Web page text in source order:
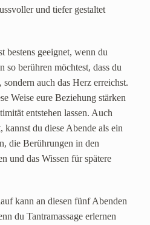
und tiefer gestaltet
bestens geeignet, wenn du
so berühren möchtest, dass du
auch das Herz erreichst.
Weise eure Beziehung stärken
entstehen lassen. Auch
du diese Abende als ein
die Berührungen in den
und das Wissen für spätere
kann an diesen fünf Abenden
du Tantramassage erlernen